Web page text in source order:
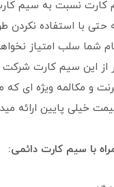
کارت نسبت به سیم
با استفاده نکردن
شما سلب امتیاز
از این سیم کارت شرکت
و مکالمه ویژه ای که
خیلی پایین ارائه
با سیم کارت دائمی: